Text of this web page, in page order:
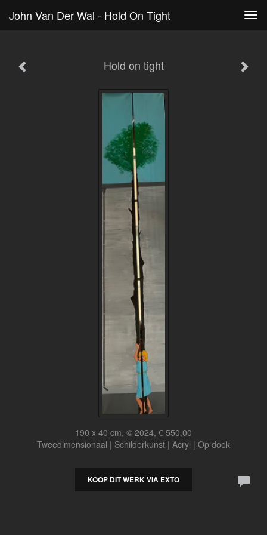
John Van Der Wal - Hold On Tight
Hold on tight
190 x 40 cm, © 2024, € 550,00
Tweedimensionaal | Schilderkunst | Acryl | Op doek
KOOP DIT WERK VIA EXTO